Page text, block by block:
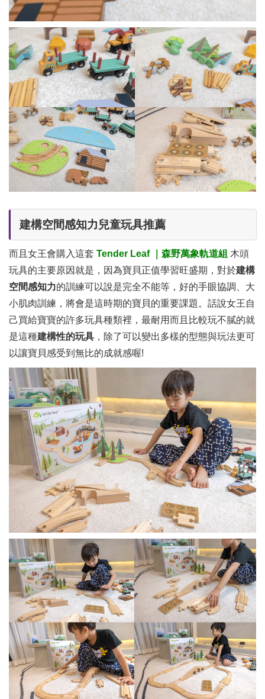
建構空間感知力兒童玩具推薦
而且女王會購入這套 Tender Leaf ｜森野萬象軌道組 木頭
玩具的主要原因就是，因為寶貝正值學習旺盛期，對於建構
空間感知力的訓練可以說是完全不能等，好的手眼協調、大
小肌肉訓練，將會是這時期的寶貝的重要課題。話說女王自
己買給寶寶的許多玩具種類裡，最耐用而且比較玩不膩的就
是這種建構性的玩具 ，除了可以變出多樣的型態與玩法更可
以讓寶貝感受到無比的成就感喔!